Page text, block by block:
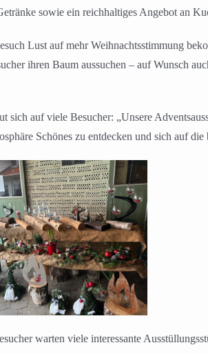
sowie ein reichhaltiges Angebot an
Lust auf mehr Weihnachtsstimmung
ihren Baum aussuchen – auf Wunsch
sich auf viele Besucher: „Unsere
Schönes zu entdecken und sich auf
warten viele interessante